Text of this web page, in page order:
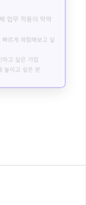
업무 적용이 막막
르게 체험해보고 싶
고 싶은 기업
높이고 싶은 분